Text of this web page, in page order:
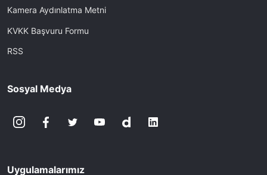
Kamera Aydınlatma Metni
KVKK Başvuru Formu
RSS
Sosyal Medya
Uygulamalarımız